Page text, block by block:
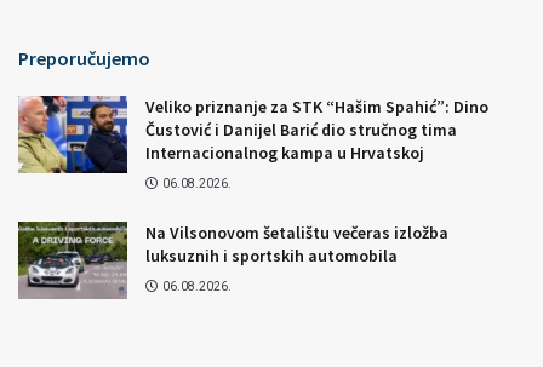
Preporučujemo
Veliko priznanje za STK “Hašim Spahić”: Dino
Čustović i Danijel Barić dio stručnog tima
Internacionalnog kampa u Hrvatskoj
06.08.2026.
Na Vilsonovom šetalištu večeras izložba
luksuznih i sportskih automobila
06.08.2026.